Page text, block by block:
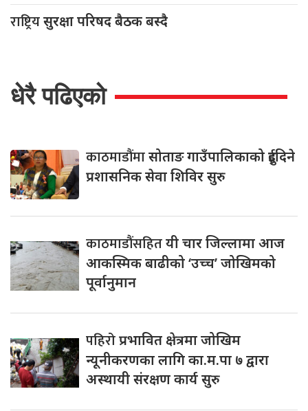
राष्ट्रियसुरक्षा परिषद बैठक बस्दै
धेरै पढिएको
काठमाडौंमासोताङ गाउँपालिकाको दुईदिने
प्रशासनिक सेवा शिविर सुरु
काठमाडौंसहितयी चार जिल्लामा आज
आकस्मिक बाढीको ‘उच्च’ जोखिमको
पूर्वानुमान
पहिरोप्रभावित क्षेत्रमा जोखिम
न्यूनीकरणका लागि का.म.पा ७ द्वारा
अस्थायी संरक्षण कार्य सुरु